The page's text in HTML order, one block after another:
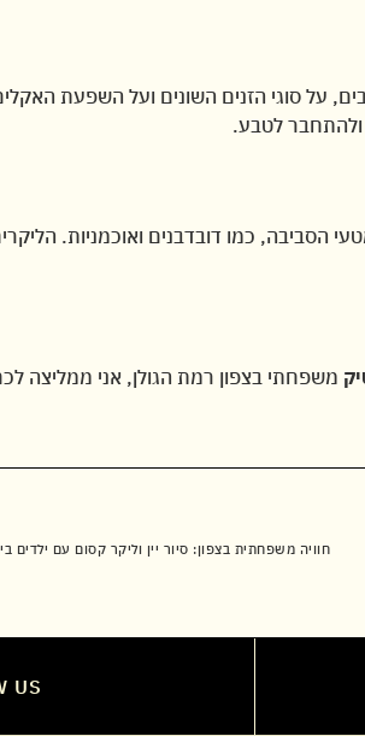
על סוגי הזנים השונים ועל השפעת
ולהתחבר לטבע.
הסביבה, כמו דובדבנים ואוכמניות.
משפחתי בצפון רמת הגולן, אני ממליצה
חוויה משפחתית בצפון: סיור יין וליקר קסום עם ילדים
US